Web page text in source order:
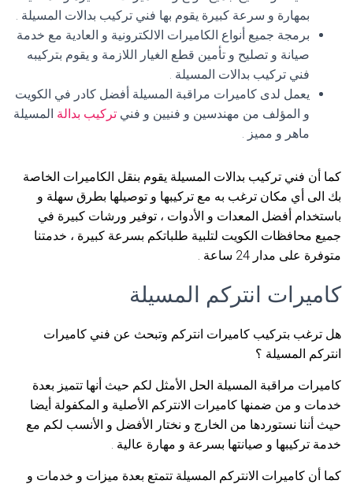
بمهارة و سرعة كبيرة يقوم بها فني تركيب بدالات المسيلة .
برمجة جميع أنواع الكاميرات الالكترونية و العادية مع خدمة
صيانة و تصليح و تأمين قطع الغيار اللازمة و يقوم بتركيبه
فني تركيب بدالات المسيلة .
يعمل لدى كاميرات مراقبة المسيلة أفضل كادر في الكويت
و المؤلف من مهندسين و فنيين و فني تركيب بدالة المسيلة
ماهر و مميز .
كما أن فني تركيب بدالات المسيلة يقوم بنقل الكاميرات الخاصة
بك الى أي مكان ترغب به مع تركيبها و توصيلها بطرق سهلة و
باستخدام أفضل المعدات و الأدوات ، توفير ورشات كبيرة في
جميع محافظات الكويت لتلبية طلباتكم بسرعة كبيرة ، خدمتنا
متوفرة على مدار 24 ساعة .
كاميرات انتركم المسيلة
هل ترغب بتركيب كاميرات انتركم وتبحث عن فني كاميرات
انتركم المسيلة ؟
كاميرات مراقبة المسيلة الحل الأمثل لكم حيث أنها تتميز بعدة
خدمات و من ضمنها كاميرات الانتركم الأصلية و المكفولة أيضا
حيث أننا نستوردها من الخارج و نختار الأفضل و الأنسب لكم مع
خدمة تركيبها و صيانتها بسرعة و مهارة عالية .
كما أن كاميرات الانتركم المسيلة تتمتع بعدة ميزات و خدمات و